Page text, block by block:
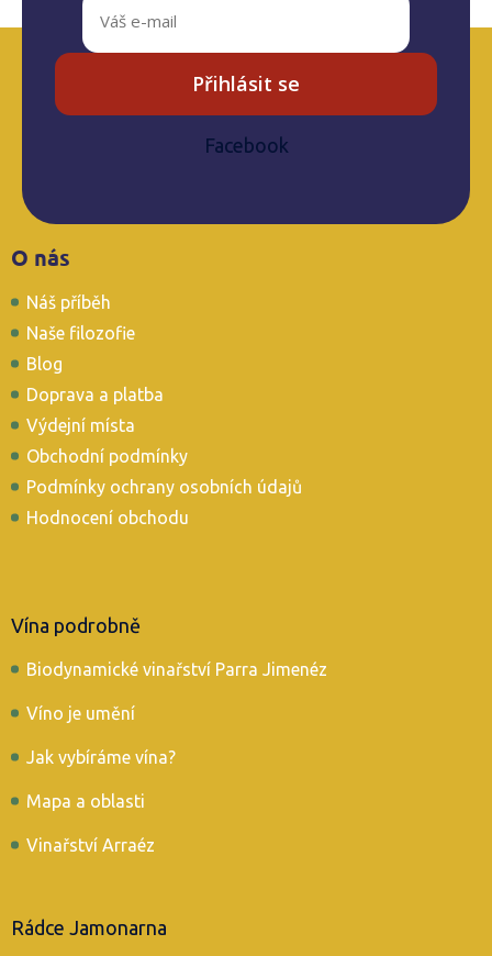
Přihlásit se
Facebook
O nás
Náš příběh
Naše filozofie
Blog
Doprava a platba
Výdejní místa
Obchodní podmínky
Podmínky ochrany osobních údajů
Hodnocení obchodu
Vína podrobně
Biodynamické vinařství Parra Jimenéz
Víno je umění
Jak vybíráme vína?
Mapa a oblasti
Vinařství Arraéz
Rádce Jamonarna